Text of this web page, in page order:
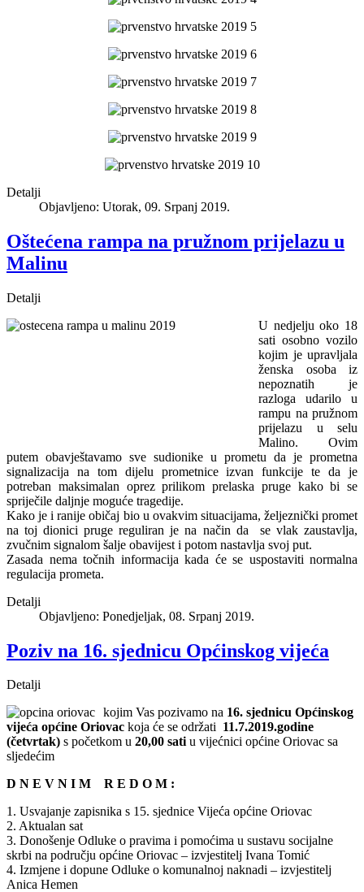
Detalji
Objavljeno: Utorak, 09. Srpanj 2019.
Oštećena rampa na pružnom prijelazu u
Malinu
Detalji
U nedjelju oko 18
sati osobno vozilo
kojim je upravljala
ženska osoba iz
nepoznatih je
razloga udarilo u
rampu na pružnom
prijelazu u selu
Malino. Ovim
putem obavještavamo sve sudionike u prometu da je prometna
signalizacija na tom dijelu prometnice izvan funkcije te da je
potreban maksimalan oprez prilikom prelaska pruge kako bi se
spriječile daljnje moguće tragedije.
Kako je i ranije običaj bio u ovakvim situacijama, željeznički promet
na toj dionici pruge reguliran je na način da se vlak zaustavlja,
zvučnim signalom šalje obavijest i potom nastavlja svoj put.
Zasada nema točnih informacija kada će se uspostaviti normalna
regulacija prometa.
Detalji
Objavljeno: Ponedjeljak, 08. Srpanj 2019.
Poziv na 16. sjednicu Općinskog vijeća
Detalji
kojim Vas pozivamo na 16. sjednicu Općinskog
vijeća općine Oriovac koja će se održati 11.7.2019.godine
(četvrtak) s početkom u 20,00 satiu vijećnici općine Oriovac sa
sljedećim
D N E V N I M R E D O M :
1. Usvajanje zapisnika s 15. sjednice Vijeća općine Oriovac
2. Aktualan sat
3. Donošenje Odluke o pravima i pomoćima u sustavu socijalne
skrbi na području općine Oriovac – izvjestitelj Ivana Tomić
4. Izmjene i dopune Odluke o komunalnoj naknadi – izvjestitelj
Anica Hemen